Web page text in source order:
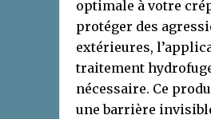
optimale à votre
protéger des
extérieures,
traitement
nécessaire. Ce
une barrière